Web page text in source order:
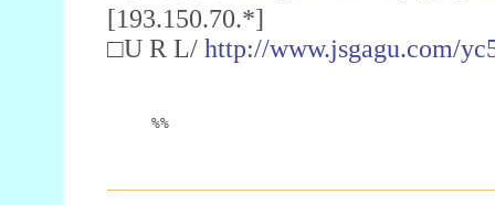
[193.150.70.*]
□U R L/ http://www.jsgagu.com/
%%